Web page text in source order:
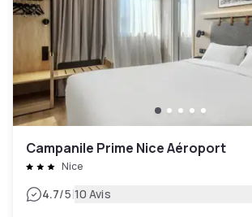
Campanile Prime Nice Aéroport
Nice
4.7/5|10 Avis